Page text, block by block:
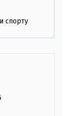
спорту